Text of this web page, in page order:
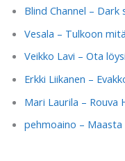
Blind Channel – Dark
Vesala – Tulkoon
Veikko Lavi – Ota
Erkki Liikanen –
Mari Laurila – Rouva
pehmoaino – Maasta